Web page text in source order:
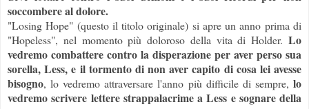
soccombere al dolore.
"Losing Hope" (questo il titolo originale) si apre un anno prima di
"Hopeless", nel momento più doloroso della vita di Holder. Lo
vedremo combattere contro la disperazione per aver perso sua
sorella, Less, e il tormento di non aver capito di cosa lei avesse
bisogno, lo vedremo attraversare l'anno più difficile di sempre, lo
vedremo scrivere lettere strappalacrime a Less e sognare della